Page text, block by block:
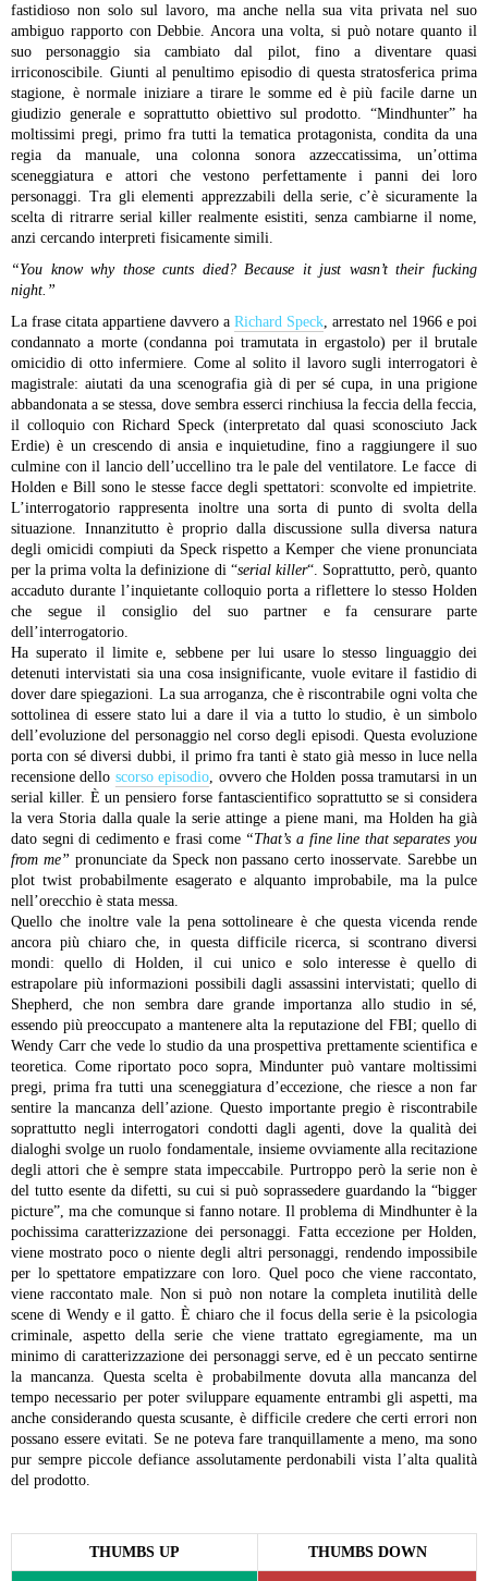
fastidioso non solo sul lavoro, ma anche nella sua vita privata nel suo
ambiguo rapporto con Debbie. Ancora una volta, si può notare quanto il
suo personaggio sia cambiato dal pilot, fino a diventare quasi
irriconoscibile.
Giunti al penultimo episodio di questa stratosferica prima
stagione, è normale iniziare a tirare le somme ed è più facile darne un
giudizio generale e soprattutto obiettivo sul prodotto. “Mindhunter” ha
moltissimi pregi, primo fra tutti la tematica protagonista, condita da una
regia da manuale, una colonna sonora azzeccatissima, un’ottima
sceneggiatura e attori che vestono perfettamente i panni dei loro
personaggi. Tra gli elementi apprezzabili della serie, c’è sicuramente la
scelta di ritrarre serial killer realmente esistiti, senza cambiarne il nome,
anzi cercando interpreti fisicamente simili.
“You know why those cunts died? Because it just wasn’t their fucking
night.”
La frase citata appartiene davvero a Richard Speck , arrestato nel 1966 e poi
condannato a morte (condanna poi tramutata in ergastolo) per il brutale
omicidio di otto infermiere. Come al solito il lavoro sugli interrogatori è
magistrale: aiutati da una scenografia già di per sé cupa, in una prigione
abbandonata a se stessa, dove sembra esserci rinchiusa la feccia della feccia,
il colloquio con Richard Speck (interpretato dal quasi sconosciuto Jack
Erdie) è un crescendo di ansia e inquietudine, fino a raggiungere il suo
culmine con il lancio dell’uccellino tra le pale del ventilatore. Le facce di
Holden e Bill sono le stesse facce degli spettatori: sconvolte ed impietrite.
L’interrogatorio rappresenta inoltre una sorta di punto di svolta della
situazione. Innanzitutto è proprio dalla discussione sulla diversa natura
degli omicidi compiuti da Speck rispetto a Kemper che viene pronunciata
per la prima volta la definizione di “serial killer“. Soprattutto, però, quanto
accaduto durante l’inquietante colloquio porta a riflettere lo stesso Holden
che segue il consiglio del suo partner e fa censurare parte
dell’interrogatorio.
Ha superato il limite e, sebbene per lui usare lo stesso linguaggio dei
detenuti intervistati sia una cosa insignificante, vuole evitare il fastidio di
dover dare spiegazioni. La sua arroganza, che è riscontrabile ogni volta che
sottolinea di essere stato lui a dare il via a tutto lo studio, è un simbolo
dell’evoluzione del personaggio nel corso degli episodi. Questa evoluzione
porta con sé diversi dubbi, il primo fra tanti è stato già messo in luce nella
recensione dello scorso episodio , ovvero che Holden possa tramutarsi in un
serial killer. È un pensiero forse fantascientifico soprattutto se si considera
la vera Storia dalla quale la serie attinge a piene mani, ma Holden ha già
dato segni di cedimento e frasi come “That’s a fine line that separates you
from me” pronunciate da Speck non passano certo inosservate. Sarebbe un
plot twist probabilmente esagerato e alquanto improbabile, ma la pulce
nell’orecchio è stata messa.
Quello che inoltre vale la pena sottolineare è che questa vicenda rende
ancora più chiaro che, in questa difficile ricerca, si scontrano diversi
mondi: quello di Holden, il cui unico e solo interesse è quello di
estrapolare più informazioni possibili dagli assassini intervistati; quello di
Shepherd, che non sembra dare grande importanza allo studio in sé,
essendo più preoccupato a mantenere alta la reputazione del FBI; quello di
Wendy Carr che vede lo studio da una prospettiva prettamente scientifica e
teoretica.
Come riportato poco sopra, Mindunter può vantare moltissimi
pregi, prima fra tutti una sceneggiatura d’eccezione, che riesce a non far
sentire la mancanza dell’azione. Questo importante pregio è riscontrabile
soprattutto negli interrogatori condotti dagli agenti, dove la qualità dei
dialoghi svolge un ruolo fondamentale, insieme ovviamente alla recitazione
degli attori che è sempre stata impeccabile. Purtroppo però la serie non è
del tutto esente da difetti, su cui si può soprassedere guardando la “bigger
picture”, ma che comunque si fanno notare. Il problema di Mindhunter è la
pochissima caratterizzazione dei personaggi. Fatta eccezione per Holden,
viene mostrato poco o niente degli altri personaggi, rendendo impossibile
per lo spettatore empatizzare con loro. Quel poco che viene raccontato,
viene raccontato male. Non si può non notare la completa inutilità delle
scene di Wendy e il gatto. È chiaro che il focus della serie è la psicologia
criminale, aspetto della serie che viene trattato egregiamente, ma un
minimo di caratterizzazione dei personaggi serve, ed è un peccato sentirne
la mancanza. Questa scelta è probabilmente dovuta alla mancanza del
tempo necessario per poter sviluppare equamente entrambi gli aspetti, ma
anche considerando questa scusante, è difficile credere che certi errori non
possano essere evitati. Se ne poteva fare tranquillamente a meno, ma sono
pur sempre piccole defiance assolutamente perdonabili vista l’alta qualità
del prodotto.
THUMBS UP THUMBS DOWN